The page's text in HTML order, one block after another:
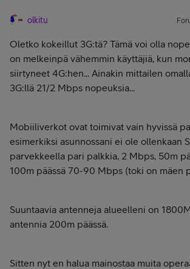
olkitu
Oletko kokeillut 3G:tä? Tämä voi olla
on melkeinpä vähemmin käyttäjiä, kun
siirtyneet 4G:hen... Ainakin mittailen
3G:llä 21/2 Mbps nopeuksia...
Mobiiliverkot ovat toimivat vain hyvissä
esimerkiksi asunnossani ei ole ollenkaan
parvekkeella pari palkkia, 2 Mbps, 50m
100m päässä 70-90 Mbps (toki on mäen
Suuntaavia antenneja alueelleni on
antennia 200m päässä.
Sitten nyt en halua mainostaa muita